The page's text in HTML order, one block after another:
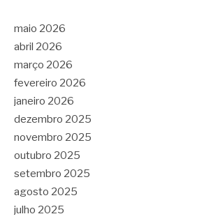
maio 2026
abril 2026
março 2026
fevereiro 2026
janeiro 2026
dezembro 2025
novembro 2025
outubro 2025
setembro 2025
agosto 2025
julho 2025